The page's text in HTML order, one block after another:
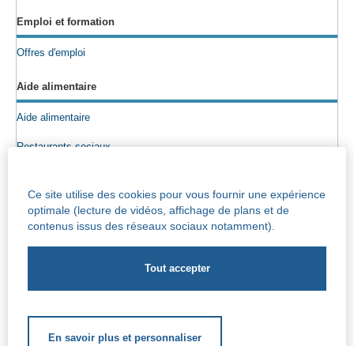
Ce site utilise des cookies pour vous fournir une expérience
optimale (lecture de vidéos, affichage de plans et de
contenus issus des réseaux sociaux notamment).
En savoir plus et personnaliser
Emploi et formation
Offres d'emploi
Aide alimentaire
Aide alimentaire
Restaurants sociaux
Epicerie sociale
Socio-culturel